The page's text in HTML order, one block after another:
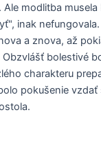
Ale modlitba
inak
a znova, až
bolestivé
charakteru
pokušenie vzdať